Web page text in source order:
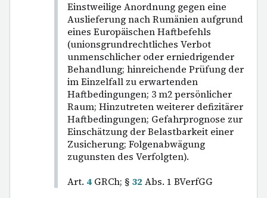
Einstweilige Anordnung gegen eine
Auslieferung nach Rumänien aufgrund
eines Europäischen Haftbefehls
(unionsgrundrechtliches Verbot
unmenschlicher oder erniedrigender
Behandlung; hinreichende Prüfung der
im Einzelfall zu erwartenden
Haftbedingungen; 3 m2 persönlicher
Raum; Hinzutreten weiterer defizitärer
Haftbedingungen; Gefahrprognose zur
Einschätzung der Belastbarkeit einer
Zusicherung; Folgenabwägung
zugunsten des Verfolgten).
Art. 4 GRCh; § 32 Abs. 1 BVerfGG